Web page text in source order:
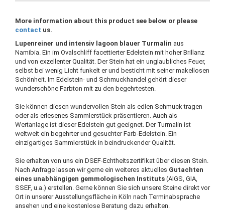
More information about this product see below or please
contact us.
Lupenreiner und intensiv lagoon blauer Turmalin aus
Namibia. Ein im Ovalschliff facettierter Edelstein mit hoher Brillanz
und von exzellenter Qualität. Der Stein hat ein unglaubliches Feuer,
selbst bei wenig Licht funkelt er und besticht mit seiner makellosen
Schönheit. Im Edelstein- und Schmuckhandel gehört dieser
wunderschöne Farbton mit zu den begehrtesten.
Sie können diesen wundervollen Stein als edlen Schmuck tragen
oder als erlesenes Sammlerstück präsentieren. Auch als
Wertanlage ist dieser Edelstein gut geeignet. Der Turmalin ist
weltweit ein begehrter und gesuchter Farb-Edelstein. Ein
einzigartiges Sammlerstück in beindruckender Qualität.
Sie erhalten von uns ein DSEF-Echtheitszertifikat über diesen Stein.
Nach Anfrage lassen wir gerne ein weiteres aktuelles Gutachten
eines unabhängigen gemmologischen Instituts (AIGS, GIA,
SSEF, u.a.) erstellen. Gerne können Sie sich unsere Steine direkt vor
Ort in unserer Ausstellungsfläche in Köln nach Terminabsprache
ansehen und eine kostenlose Beratung dazu erhalten.